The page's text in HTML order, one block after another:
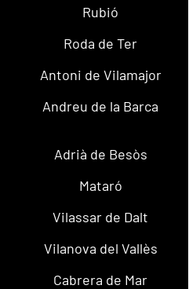
Rubió
Roda de Ter
Antoni de Vilamajor
Andreu de la Barca
Adrià de Besòs
Mataró
Vilassar de Dalt
Vilanova del Vallès
Cabrera de Mar